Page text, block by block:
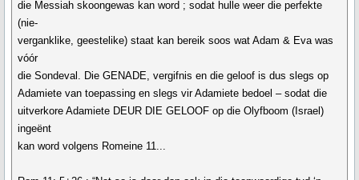
die Messiah skoongewas kan word ; sodat hulle weer die perfekte
(nie-
verganklike, geestelike) staat kan bereik soos wat Adam & Eva was
vóór
die Sondeval. Die GENADE, vergifnis en die geloof is dus slegs op
Adamiete van toepassing en slegs vir Adamiete bedoel – sodat die
uitverkore Adamiete DEUR DIE GELOOF op die Olyfboom (Israel)
ingeënt
kan word volgens Romeine 11...